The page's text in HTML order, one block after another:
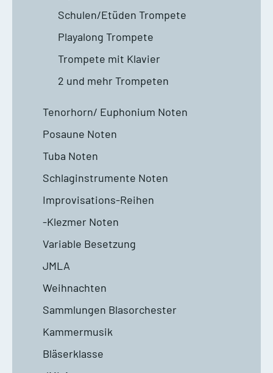
Schulen/Etüden Trompete
Playalong Trompete
Trompete mit Klavier
2 und mehr Trompeten
Tenorhorn/ Euphonium Noten
Posaune Noten
Tuba Noten
Schlaginstrumente Noten
Improvisations-Reihen
-Klezmer Noten
Variable Besetzung
JMLA
Weihnachten
Sammlungen Blasorchester
Kammermusik
Bläserklasse